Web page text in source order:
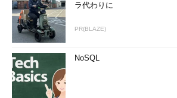
ラ代わりに
PR(BLAZE)
NoSQL